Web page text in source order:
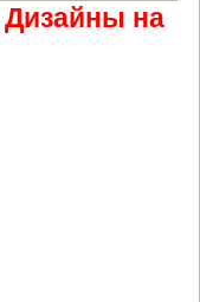
Дизайны на